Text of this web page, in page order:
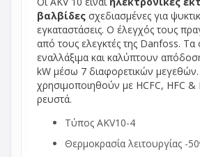
βαλβίδες σχεδιασμένες για
εγκαταστάσεις. Ο έλεγχός τους
από τους ελεγκτές της Danfoss. Τα
εναλλάξιμα και καλύπτουν
kW μέσω 7 διαφορετικών
χρησιμοποιηθούν με HCFC, HFC &
ρευστά.
Τύπος AKV10-4
Θερμοκρασία λειτουργίας -50